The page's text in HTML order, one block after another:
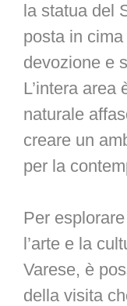
la statua del
posta in
devozione e
L’intera area
naturale
creare un
per la
Per
l’arte e la
Varese, è
della visita